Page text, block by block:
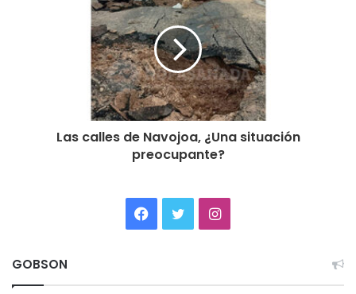
Las calles de Navojoa, ¿Una situación
preocupante?
Facebook
TwitterInstagram
GOBSON